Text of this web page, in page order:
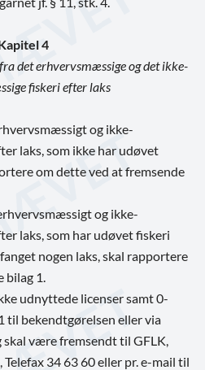
4
det erhvervsmæssige og det ikke-
fiskeri efter laks
og ikke-
laks, som ikke har udøvet
om dette ved at fremsende
og ikke-
laks, som har udøvet fiskeri
nogen laks, skal rapportere
1.
udnyttede licenser samt 0-
til bekendtgørelsen eller via
være fremsendt til GFLK,
34 63 60 eller pr. e-mail til